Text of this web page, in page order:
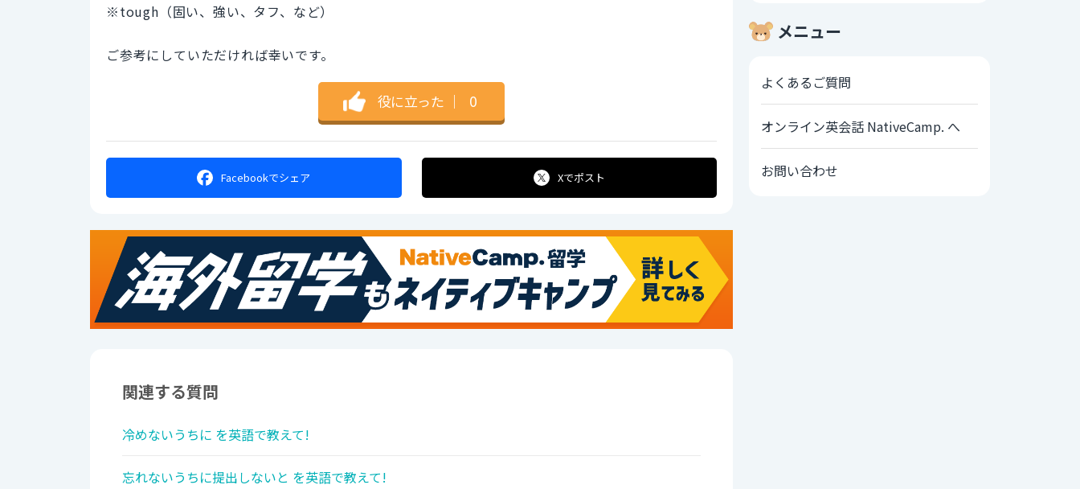
※tough（固い、強い、タフ、など）
ご参考にしていただければ幸いです。
役に立った ｜ 0
Facebookでシェア Xでポスト
関連する質問
冷めないうちに を英語で教えて!
忘れないうちに提出しないと を英語で教えて!
メニュー
よくあるご質問
オンライン英会話 NativeCamp. へ
お問い合わせ